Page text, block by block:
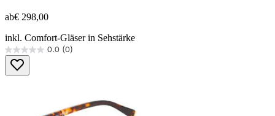
ab€ 298,00
inkl. Comfort-Gläser in Sehstärke
0.0 (0)
0.0
von
5